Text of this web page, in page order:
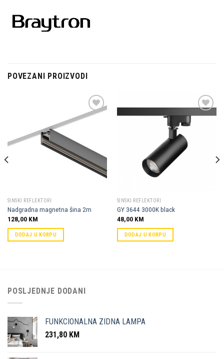
POVEZANI PROIZVODI
SINSKI REFLEKTORI
Nadgradna magnetna šina 2m
128,00 KM
DODAJ U KORPU
SINSKI REFLEKTORI
GY 3644 3000K black
48,00 KM
DODAJ U KORPU
POSLJEDNJE DODANI
FUNKCIONALNA ZIDNA LAMPA
231,80 KM